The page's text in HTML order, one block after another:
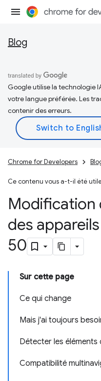
Blog
Google utilise la technologie
votre langue préférée. Les
contenir des erreurs.
Chrome for Developers
Ce contenu vous a-t-il été
Modification
des
50
Sur cette page
Ce qui change
Mais j'ai toujours
Détecter les éléments
Compatibilité